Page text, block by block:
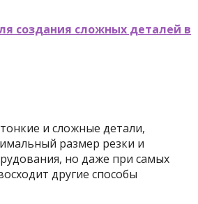
создания сложных деталей в
и сложные детали,
размер резки и
но даже при самых
другие способы